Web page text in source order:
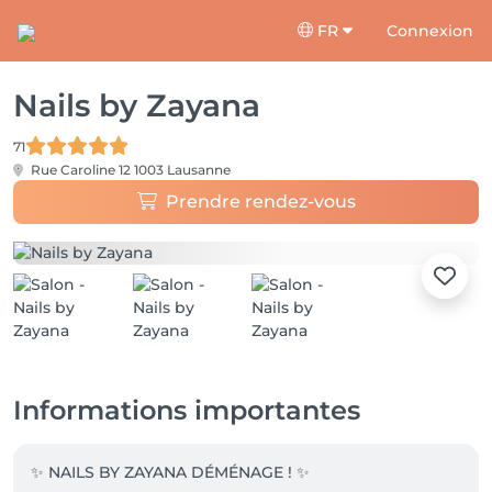
FR Connexion
Nails by Zayana
71
Rue Caroline 12 1003 Lausanne
Prendre rendez-vous
Informations importantes
✨ NAILS BY ZAYANA DÉMÉNAGE ! ✨